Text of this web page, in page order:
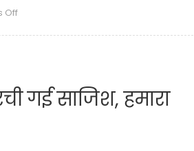
गए,
बने
मसीहा
Offon
हमला
गई साजिश, हमारा